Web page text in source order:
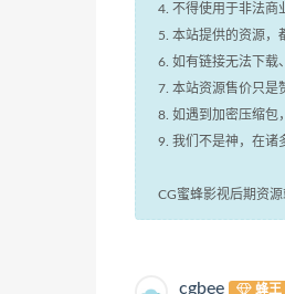
4. 不得使用于非法商
5. 本站提供的资源，
6. 如有链接无法下载
7. 本站资源售价只是
8. 如遇到加密压缩包
9. 我们不是神，在诸
CG蜜蜂影视后期资源
cgbee 蜂王